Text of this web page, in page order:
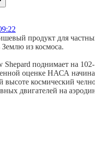
продукт для
из космоса.
Shepard поднимает на
оценке НАСА
высоте космический
двигателей на